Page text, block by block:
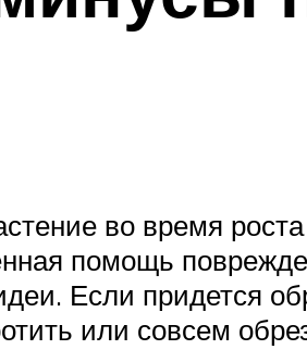
во время
помощь
Если придется
или совсем